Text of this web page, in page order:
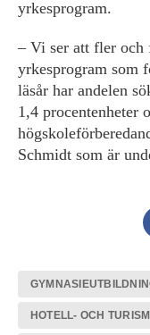
yrkesprogram.
– Vi ser att fler och
yrkesprogram som
läsår har andelen
1,4 procentenheter
Schmidt som är
HOTELL- OCH